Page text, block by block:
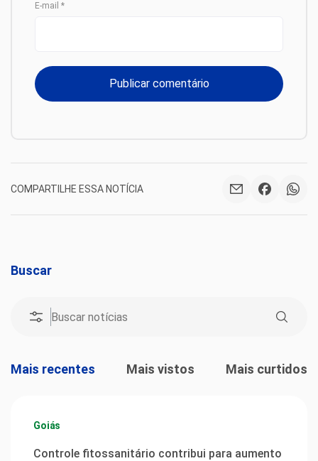
E-mail *
COMPARTILHE ESSA NOTÍCIA
Buscar
Mais recentes Mais vistos Mais curtidos
Goiás
Controle fitossanitário contribui para aumento